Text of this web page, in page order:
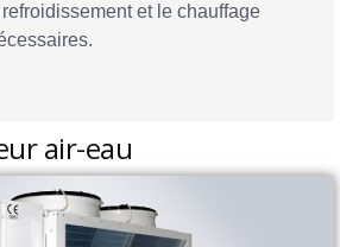
et le chauffage
air-eau